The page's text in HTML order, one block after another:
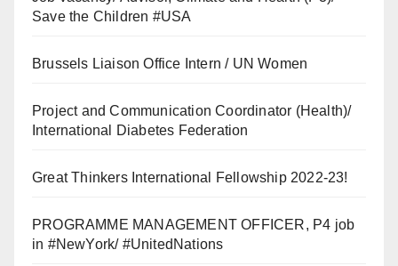
Save the Children #USA
Brussels Liaison Office Intern / UN Women
Project and Communication Coordinator (Health)/
International Diabetes Federation
Great Thinkers International Fellowship 2022-23!
PROGRAMME MANAGEMENT OFFICER, P4 job
in #NewYork/ #UnitedNations